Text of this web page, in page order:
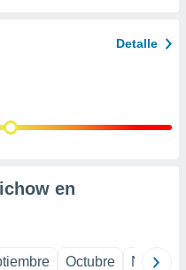
Detalle
en
Octubre